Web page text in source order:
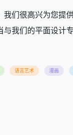
们很高兴为您提
我们的平面设计
语言艺术 漫画